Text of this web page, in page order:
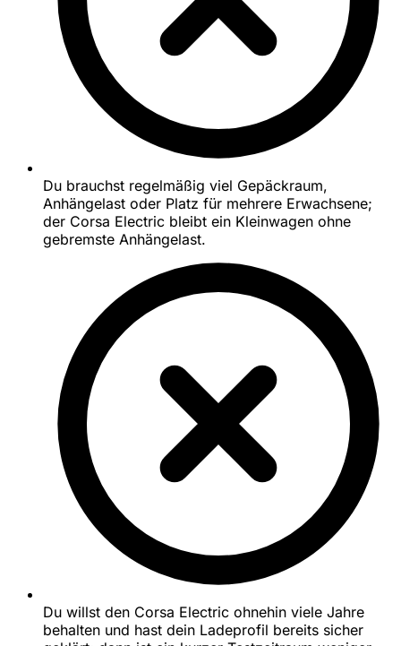
Du brauchst regelmäßig viel Gepäckraum,
Anhängelast oder Platz für mehrere Erwachsene;
der Corsa Electric bleibt ein Kleinwagen ohne
gebremste Anhängelast.
Du willst den Corsa Electric ohnehin viele Jahre
behalten und hast dein Ladeprofil bereits sicher